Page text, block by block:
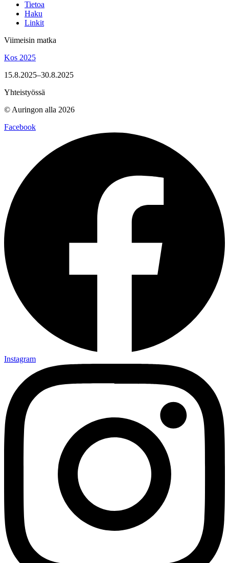
Tietoa
Haku
Linkit
Viimeisin matka
Kos 2025
15.8.2025–30.8.2025
Yhteistyössä
© Auringon alla 2026
Facebook
Instagram